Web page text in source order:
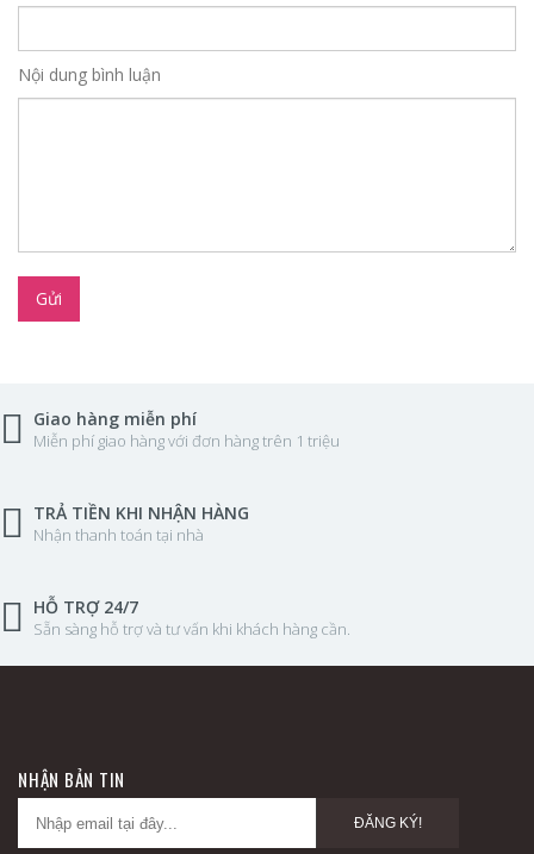
Nội dung bình luận
Gửi
Giao hàng miễn phí
Miễn phí giao hàng với đơn hàng trên 1 triệu
TRẢ TIỀN KHI NHẬN HÀNG
Nhận thanh toán tại nhà
HỖ TRỢ 24/7
Sẵn sàng hỗ trợ và tư vấn khi khách hàng cần.
NHẬN BẢN TIN
ĐĂNG KÝ!